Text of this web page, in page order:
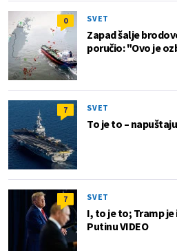
0 SVET
Zapad šalje
poručio: "Ovo je
7 SVET
To je to –
7 SVET
I, to je to; Tramp
Putinu VIDEO